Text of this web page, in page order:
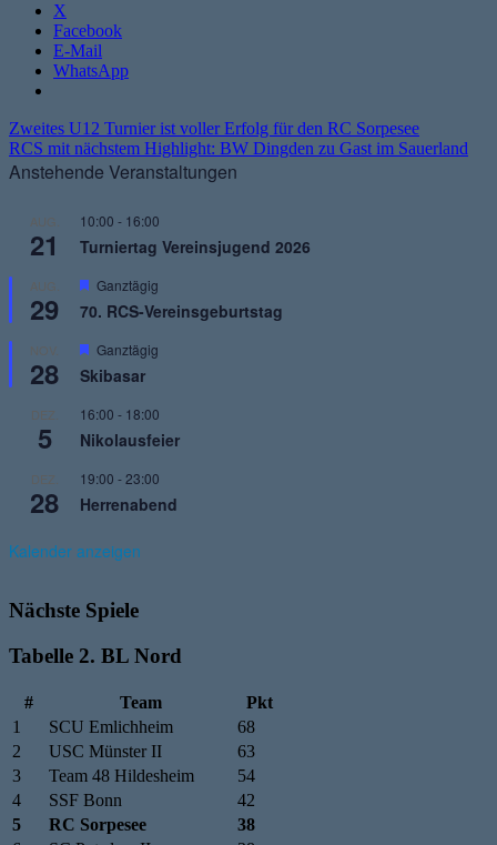
X
Facebook
E-Mail
WhatsApp
Beitragsnavigation
Vorheriger
Beitrag:
Zweites U12 Turnier ist voller Erfolg für den RC Sorpesee
Nächster
Beitrag:
RCS mit nächstem Highlight: BW Dingden zu Gast im Sauerland
Anstehende Veranstaltungen
AUG.
21
10:00 - 16:00
Turniertag Vereinsjugend 2026
AUG.
29
Hervorgehoben
Ganztägig
70. RCS-Vereinsgeburtstag
NOV.
28
Hervorgehoben
Ganztägig
Skibasar
DEZ.
5
16:00 - 18:00
Nikolausfeier
DEZ.
28
19:00 -23:00
Herrenabend
Kalender anzeigen
Nächste Spiele
Tabelle 2. BL Nord
# Team
Pkt
1
SCU Emlichheim
68
2
USC Münster II
63
3
Team 48 Hildesheim
54
4
SSF Bonn
42
5
RC Sorpesee
38